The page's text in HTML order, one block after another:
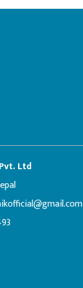
Ltd